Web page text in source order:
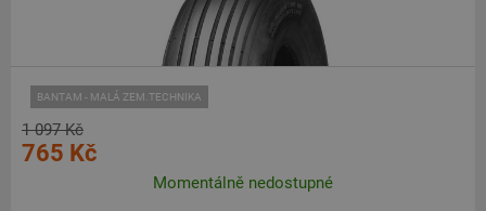
BANTAM - MALÁ ZEM.TECHNIKA
1 097 Kč
765 Kč
Momentálně nedostupné